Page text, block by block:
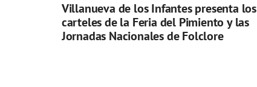
Villanueva de los Infantes presenta los
carteles de la Feria del Pimiento y las
Jornadas Nacionales de Folclore